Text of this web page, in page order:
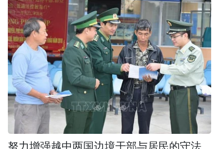
努力增强越中两国边境干部与居民的守法